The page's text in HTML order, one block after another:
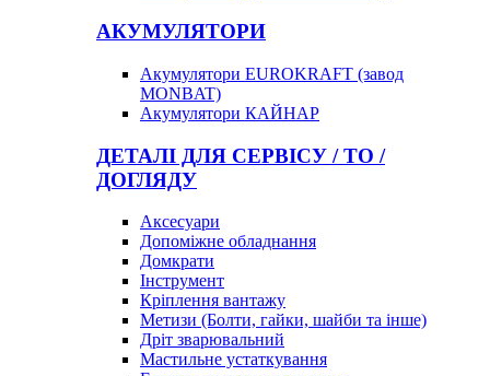
АКУМУЛЯТОРИ
Акумулятори EUROKRAFT (завод
MONBAT)
Акумулятори КАЙНАР
ДЕТАЛІ ДЛЯ СЕРВІСУ / ТО /
ДОГЛЯДУ
Аксесуари
Допоміжне обладнання
Домкрати
Інструмент
Кріплення вантажу
Метизи (Болти, гайки, шайби та інше)
Дріт зварювальний
Мастильне устаткування